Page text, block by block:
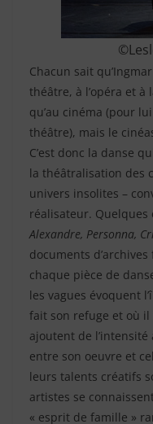
Chacun sait
théâtre, à l’opéra et
qu’au cinéma (pour
théâtre), mais le
C’est donc la danse
la théâtralisation des
univers insolites –
réalisateur. Quelques
Alexandre, Personna,
documents
chaque pièce de
les vagues évoquent
fait son refuge et où il
ajoutent de
entre son oeuvre et
leurs talents créatifs
artistes se
« esprit de famille »